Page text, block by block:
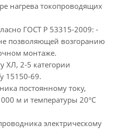
нагрева токопроводящих
ГОСТ Р 53315-2009: -
позволяющей возгоранию
монтаже.
ХЛ, 2-5 категории
15150-69.
постоянному току,
м и температуры 20°С
электрическому